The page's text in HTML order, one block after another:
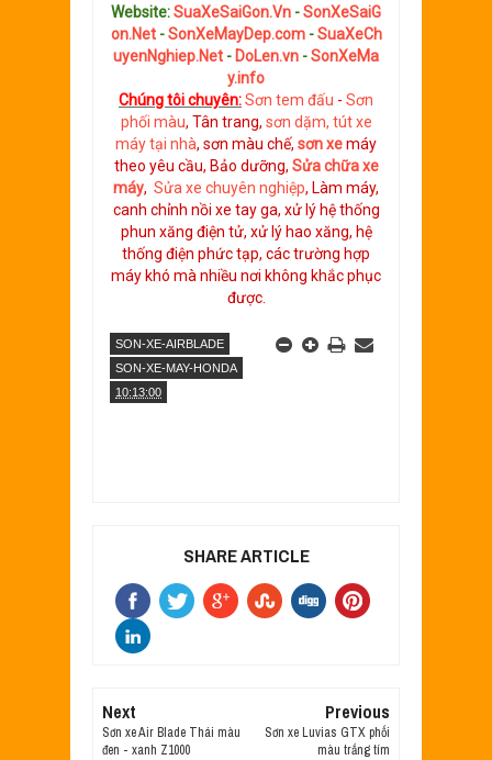
Website:SuaXeSaiGon.Vn -SonXeSaiG
on.Net-SonXeMayDep.com-SuaXeCh
uyenNghiep.Net - DoLen.vn -SonXeMa
y.info
Chúng tôi chuyên:Sơn tem đấu - Sơn
phối màu, Tân trang, sơn dặm, tút xe
máy tại nhà, sơn màu chế, sơn xemáy
theo yêu cầu, Bảo dưỡng, Sửa chữa xe
máy, Sửa xe chuyên nghiệp, Làm máy,
canh chỉnh nồi xe tay ga, xử lý hệ thống
phun xăng điện tử, xử lý hao xăng, hệ
thống điện phức tạp, các trường hợp
máy khó mà nhiều nơi không khắc phục
được.
SON-XE-AIRBLADE
SON-XE-MAY-HONDA
10:13:00
SHARE ARTICLE
Next
Sơn xe Air Blade Thái màu
đen - xanh Z1000
Previous
Sơn xe Luvias GTX phối
màu trắng tím